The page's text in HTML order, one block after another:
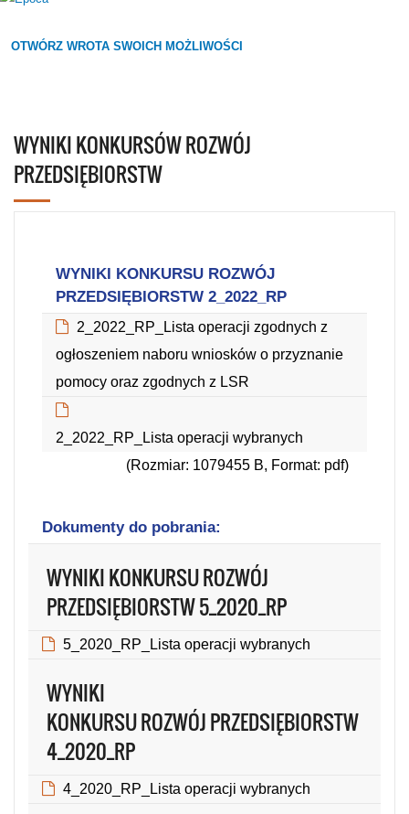
OTWÓRZ WROTA SWOICH MOŻLIWOŚCI
WYNIKI KONKURSÓW ROZWÓJ
PRZEDSIĘBIORSTW
WYNIKI KONKURSU ROZWÓJ
PRZEDSIĘBIORSTW 2_2022_RP
2_2022_RP_Lista operacji zgodnych z
ogłoszeniem naboru wniosków o przyznanie
pomocy oraz zgodnych z LSR
2_2022_RP_Lista operacji wybranych
(Rozmiar: 1079455 B, Format: pdf)
Dokumenty do pobrania:
WYNIKI KONKURSU ROZWÓJ
PRZEDSIĘBIORSTW 5_2020_RP
5_2020_RP_Lista operacji wybranych
WYNIKI
KONKURSU ROZWÓJ PRZEDSIĘBIORSTW
4_2020_RP
4_2020_RP_Lista operacji wybranych